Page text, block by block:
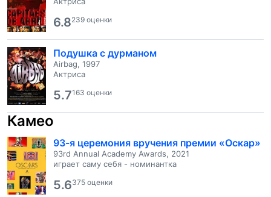
6.8239 оценки
Подушка с дурманом
Airbag, 1997
Актриса
5.7163 оценки
Камео
93-я церемония вручения премии «Оскар»
93rd Annual Academy Awards, 2021
играет саму себя - номинантка
5.6375 оценки